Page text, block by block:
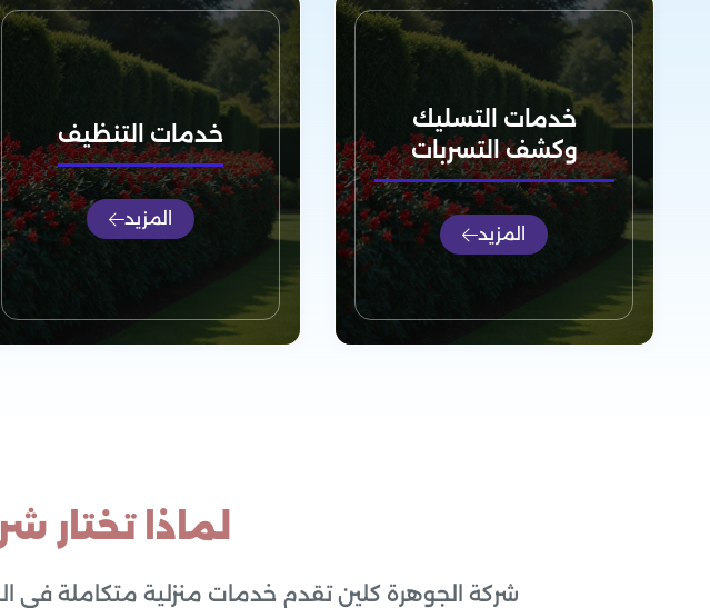
خدمات التسليك
وكشف التسربات
المزيد
خدمات التنظيف
المزيد
لماذا تختار
شركة الجوهرة كلين تقدم خدمات منزلية متكاملة في